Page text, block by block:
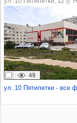
49
ул. 10 Пятилетки - все